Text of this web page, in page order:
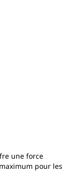
une force
pour les